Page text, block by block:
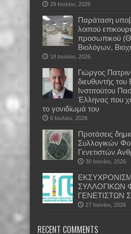
29 Ιουλίου, 2026
Παράταση
λοιπού
προσωπικού
Βιολόγων,
18 Ιουλίου, 2026
Γιώργος
διευθυντής του
Ινστιτούτου
Έλληνας που
το γονιδίωμά του
6 Ιουλίου, 2026
Προτάσεις
Συλλογικών
Γενετιστών
30 Ιουνίου, 2026
ΣΥΛΛΟΓΙΚΩΝ
ΓΕΝΕΤΙΣΤΩΝ
27 Ιουνίου, 2026
RECENT COMMENTS